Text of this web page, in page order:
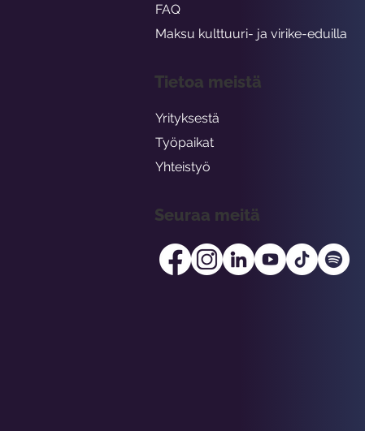
FAQ
Maksu kulttuuri- ja virike-eduilla
Tietoa meistä
Yrityksestä
Työpaikat
Yhteistyö
Seuraa meitä